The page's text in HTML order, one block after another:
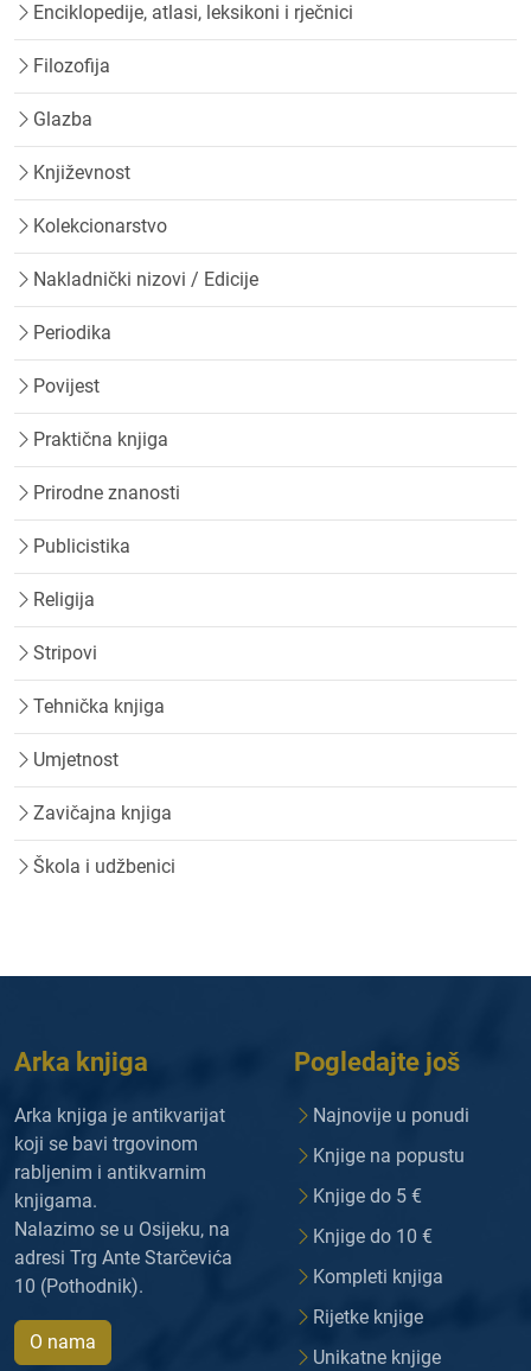
Enciklopedije, atlasi, leksikoni i rječnici
Filozofija
Glazba
Književnost
Kolekcionarstvo
Nakladnički nizovi / Edicije
Periodika
Povijest
Praktična knjiga
Prirodne znanosti
Publicistika
Religija
Stripovi
Tehnička knjiga
Umjetnost
Zavičajna knjiga
Škola i udžbenici
Arka knjiga
Arka knjiga je antikvarijat
koji se bavi trgovinom
rabljenim i antikvarnim
knjigama.
Nalazimo se u Osijeku, na
adresi Trg Ante Starčevića
10 (Pothodnik).
O nama
Pogledajte još
Najnovije u ponudi
Knjige na popustu
Knjige do 5 €
Knjige do 10 €
Kompleti knjiga
Rijetke knjige
Unikatne knjige